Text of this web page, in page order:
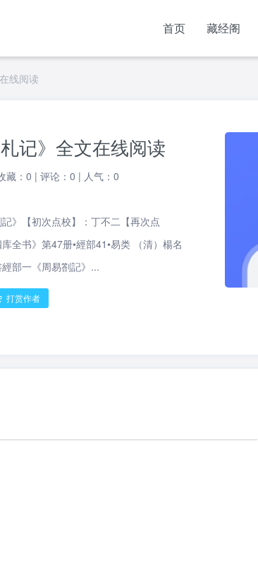
首页 藏经阁
线阅读
记》全文在线阅读
藏：0 | 评论：0 | 人气： 0
》【初次点校】：丁不二【再次点
全书》第47册•經部41•易类 （清）楊名
部一《周易劄記》...
打赏作者